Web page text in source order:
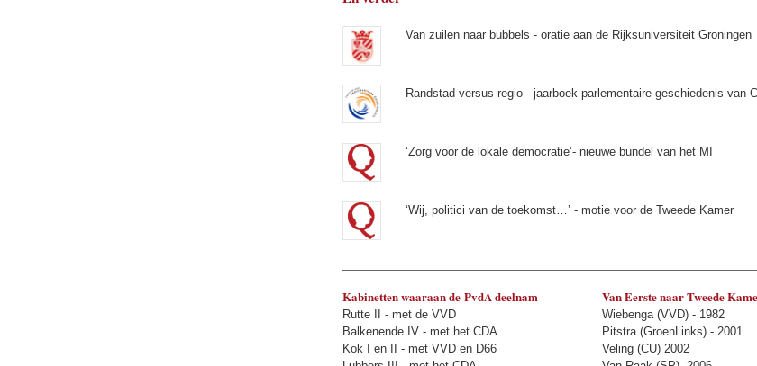
Van zuilen naar bubbels - oratie aan de Rijksuniversiteit Groningen
Randstad versus regio - jaarboek parlementaire geschiedenis van
‘Zorg voor de lokale democratie’- nieuwe bundel van het MI
‘Wij, politici van de toekomst…’ - motie voor de Tweede Kamer
Kabinetten waaraan de PvdA deelnam
Rutte II - met de VVD
Balkenende IV - met het CDA
Kok I en II - met VVD en D66
Van Eerste naar Tweede
Wiebenga(VVD) - 1982
Pitstra(GroenLinks) - 2001
Veling (CU) 2002